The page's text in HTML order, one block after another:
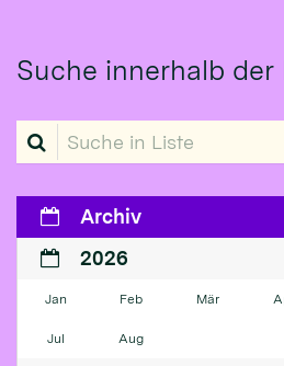
Suche innerhalb der
Suche in Liste
Archiv
2026
Jan Feb Mär
Jul Aug